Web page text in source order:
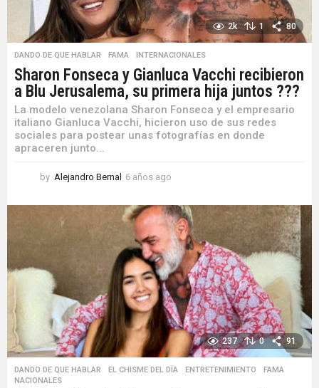
2k 1 80
DANDO DE QUE HABLAR ,FAMA INTERNACIONALES
Sharon Fonseca y Gianluca Vacchi recibieron
a Blu Jerusalema, su primera hija juntos ???
La modelo venezolana Sharon Fonseca y el empresario
italiano Gianluca Vacchi, hicieron uso de sus redes
sociales para postear unas fotografías en donde
apraceren junto...
by Alejandro Bernal 6 años ago
ñ
o
s
a
g
o
237 0 91
DANDO DE QUE HABLAR ,EL CHISME DEL DÍA ,ENTRETENIMIENTO ,FAMA
NACIONALES